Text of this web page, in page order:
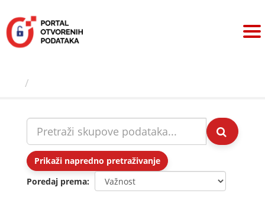
sadržaj
Prikaži napredno pretraživanje
Poredaj prema